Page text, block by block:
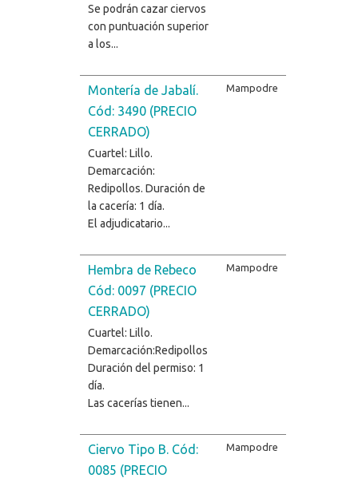
Se podrán cazar ciervos
con puntuación superior
a los...
Montería de Jabalí.
Cód: 3490 (PRECIO
CERRADO)
Cuartel: Lillo.
Demarcación:
Redipollos. Duración de
la cacería: 1 día.
El adjudicatario...
Mampodre
Hembra de Rebeco
Cód: 0097 (PRECIO
CERRADO)
Cuartel: Lillo.
Demarcación:Redipollos
Duración del permiso: 1
día.
Las cacerías tienen...
Mampodre
Ciervo Tipo B. Cód:
0085 (PRECIO
Mampodre